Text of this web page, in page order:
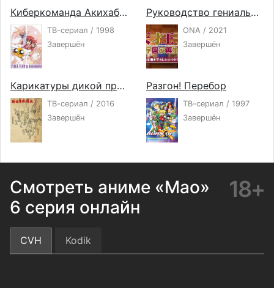
Киберкоманда Акихабары
ТВ-сериал / 1998
Завершён
Руководство гениального принца по вызволению страны из долгов ONA
ONA / 2021
Завершён
Карикатуры дикой природы Сэнгоку
ТВ-сериал / 2016
Завершён
Разгон! Перебор
ТВ-сериал / 1997
Завершён
Смотреть аниме «Мао»
6 серия онлайн
18+
CVH Kodik